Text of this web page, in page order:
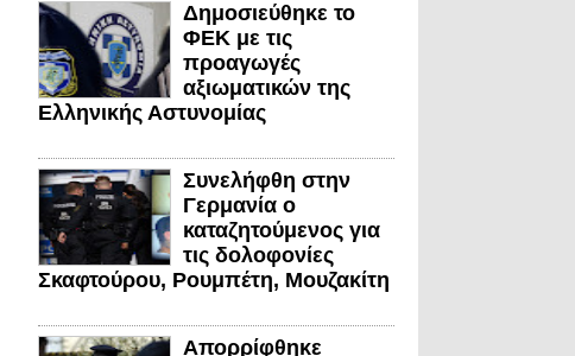
Δημοσιεύθηκε το
ΦΕΚ με τις
προαγωγές
αξιωματικών της
Ελληνικής Αστυνομίας
Συνελήφθη στην
Γερμανία ο
καταζητούμενος για
τις δολοφονίες
Σκαφτούρου, Ρουμπέτη, Μουζακίτη
Απορρίφθηκε